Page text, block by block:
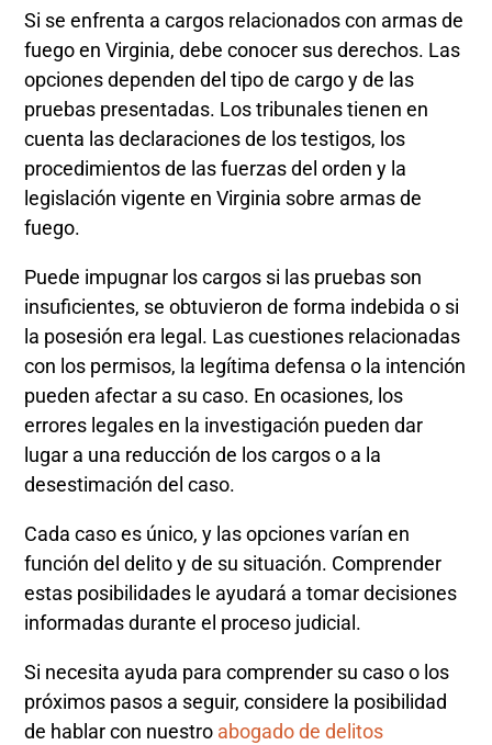
Si se enfrenta a cargos relacionados con armas de
fuego en Virginia, debe conocer sus derechos. Las
opciones dependen del tipo de cargo y de las
pruebas presentadas. Los tribunales tienen en
cuenta las declaraciones de los testigos, los
procedimientos de las fuerzas del orden y la
legislación vigente en Virginia sobre armas de
fuego.
Puede impugnar los cargos si las pruebas son
insuficientes, se obtuvieron de forma indebida o si
la posesión era legal. Las cuestiones relacionadas
con los permisos, la legítima defensa o la intención
pueden afectar a su caso. En ocasiones, los
errores legales en la investigación pueden dar
lugar a una reducción de los cargos o a la
desestimación del caso.
Cada caso es único, y las opciones varían en
función del delito y de su situación. Comprender
estas posibilidades le ayudará a tomar decisiones
informadas durante el proceso judicial.
Si necesita ayuda para comprender su caso o los
próximos pasos a seguir, considere la posibilidad
de hablar con nuestro abogado de delitos